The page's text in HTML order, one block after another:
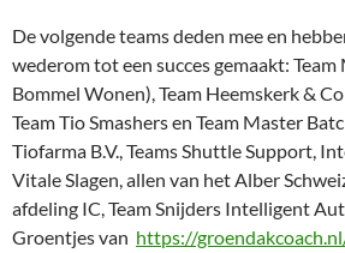
De volgende teams deden mee en
wederom tot een succes gemaakt:
Bommel Wonen), Team Heemskerk &
Team Tio Smashers en Team Master
Tiofarma B.V., Teams Shuttle Support,
Vitale Slagen, allen van het Alber
afdeling IC, Team Snijders Intelligent
Groentjes van https://